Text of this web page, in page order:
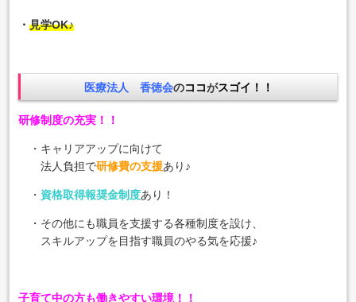
・見学OK♪
医療法人 香徳会のココがスゴイ！！
研修制度の充実！！
・キャリアアップに向けて
法人負担で研修費の支援あり♪
・ 資格取得報奨金制度あり！
・その他にも職員を支援する各種制度を設け、
スキルアップを目指す職員のやる気を応援♪
子育て中の方も働きやすい環境！！